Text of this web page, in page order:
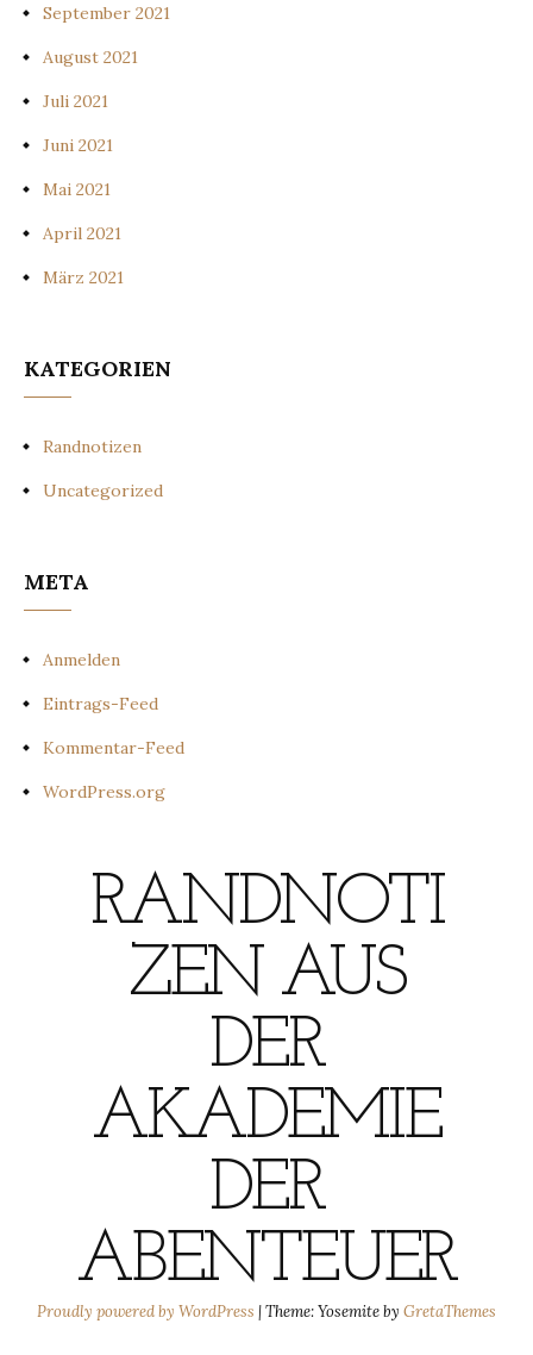
September 2021
August 2021
Juli 2021
Juni 2021
Mai 2021
April 2021
März 2021
KATEGORIEN
Randnotizen
Uncategorized
META
Anmelden
Eintrags-Feed
Kommentar-Feed
WordPress.org
RANDNOTI
ZEN AUS
DER
AKADEMIE
DER
ABENTEUER
Proudly powered by WordPress |Theme: Yosemite by GretaThemes